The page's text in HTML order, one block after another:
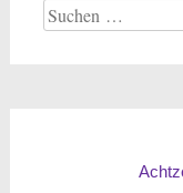
Suche
nach: